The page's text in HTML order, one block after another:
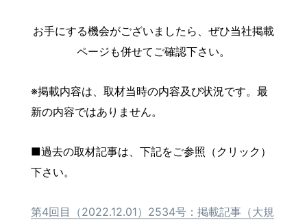
お手にする機会がございましたら、ぜひ当社掲載
ページも併せてご確認下さい。
※掲載内容は、取材当時の内容及び状況です。最
新の内容ではありません。
■過去の取材記事は、下記をご参照（クリック）
下さい。
第4回目（2022.12.01）2534号：掲載記事（大規